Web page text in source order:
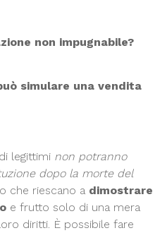
non impugnabile?
simulare una vendita
legittimi non potranno
dopo la morte del
che riescano a dimostrare
e frutto solo di una mera
diritti. È possibile fare